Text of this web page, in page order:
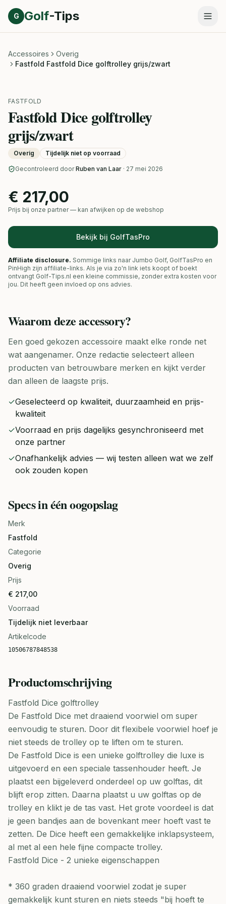
Direct naar inhoud
G Golf-Tips
Accessoires
Overig
Fastfold Fastfold Dice golftrolley grijs/zwart
FASTFOLD
Fastfold Dice golftrolley
grijs/zwart
Overig Tijdelijk niet op voorraad
Gecontroleerd door Ruben van Laar · 27 mei 2026
€ 217,00
Prijs bij onze partner — kan afwijken op de webshop
Bekijk bij GolfTasPro
Affiliate disclosure. Sommige links naar Jumbo Golf, GolfTasPro en
PinHigh zijn affiliate-links. Als je via zo'n link iets koopt of boekt
ontvangt Golf-Tips.nl een kleine commissie, zonder extra kosten voor
jou. Dit heeft geen invloed op ons advies.
Waarom dezeaccessory?
Een goed gekozen accessoire maakt elke ronde net
wat aangenamer. Onze redactie selecteert alleen
producten van betrouwbare merken en kijkt verder
dan alleen de laagste prijs.
✓Geselecteerd op kwaliteit, duurzaamheid en prijs-
kwaliteit
✓Voorraad en prijs dagelijks gesynchroniseerd met
onze partner
✓Onafhankelijk advies — wij testen alleen wat we zelf
ook zouden kopen
Specs in één oogopslag
Merk
Fastfold
Categorie
Overig
Prijs
€ 217,00
Voorraad
Tijdelijk niet leverbaar
Artikelcode
10506787848538
Productomschrijving
Fastfold Dice golftrolley
De Fastfold Dice met draaiend voorwiel om super
eenvoudig te sturen. Door dit flexibele voorwiel hoef je
niet steeds de trolley op te liften om te sturen.
De Fastfold Dice is een unieke golftrolley die luxe is
uitgevoerd en een speciale tassenhouder heeft. Je
plaatst een bijgeleverd onderdeel op uw golftas, dit
blijft erop zitten. Daarna plaatst u uw golftas op de
trolley en klikt je de tas vast. Het grote voordeel is dat
je geen bandjes aan de bovenkant meer hoeft vast te
zetten. De Dice heeft een gemakkelijke inklapsysteem,
al met al een hele fijne compacte trolley.
Fastfold Dice - 2 unieke eigenschappen
* 360 graden draaiend voorwiel zodat je super
gemakkelijk kunt sturen en niets steeds "bij hoeft te